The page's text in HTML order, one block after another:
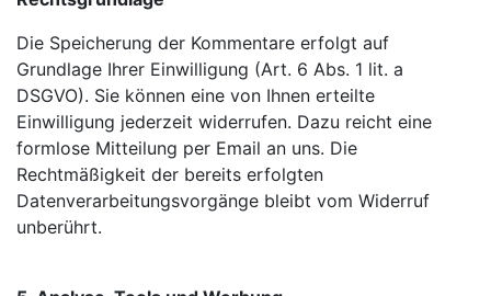
Die Speicherung der Kommentare erfolgt auf
Grundlage Ihrer Einwilligung (Art. 6 Abs. 1 lit. a
DSGVO). Sie können eine von Ihnen erteilte
Einwilligung jederzeit widerrufen. Dazu reicht eine
formlose Mitteilung per Email an uns. Die
Rechtmäßigkeit der bereits erfolgten
Datenverarbeitungsvorgänge bleibt vom Widerruf
unberührt.